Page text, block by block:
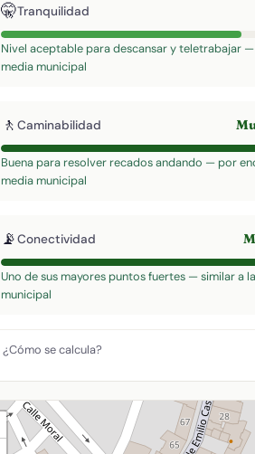
🤫Tranquilidad
Nivel aceptable para descansar y teletrabajar
media municipal
🚶 Caminabilidad
Buena para resolver recados andando — por
media municipal
📡Conectividad
Uno de sus mayores puntos fuertes — similar a
municipal
¿Cómo se calcula?